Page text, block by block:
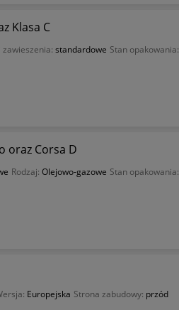
Klasa C
zawieszenia: standardowe Stan opakowania:
oraz Corsa D
Rodzaj: Olejowo-gazowe Stan opakowania:
Europejska Strona zabudowy: przód